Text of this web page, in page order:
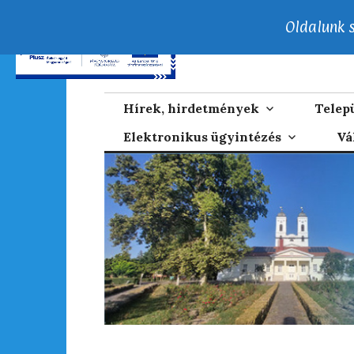
Tartalomhoz
Kunhegyes
Kunhegyes Város Honlapja
Hírek, hirdetmények
Elektronikus ügyintézés
Oldalunk